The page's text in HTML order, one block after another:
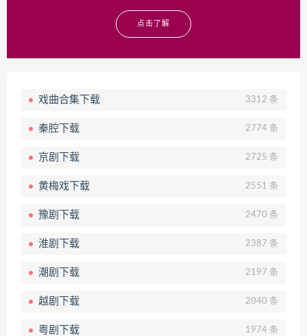
点击了解
戏曲合集下载 3312 条
秦腔下载 2774 条
京剧下载 2725 条
黄梅戏下载 2551 条
豫剧下载 2470 条
淮剧下载 2387 条
潮剧下载 2197 条
越剧下载 2040 条
粤剧下载 1974 条